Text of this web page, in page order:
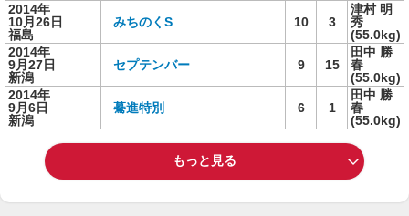
2014年
10月26日
福島
みちのくS 10 3
津村 明
秀
(55.0kg)
2014年
9月27日
新潟
セプテンバー 9 15
田中 勝
春
(55.0kg)
2014年
9月6日
新潟
驀進特別 6 1
田中 勝
春
(55.0kg)
もっと見る